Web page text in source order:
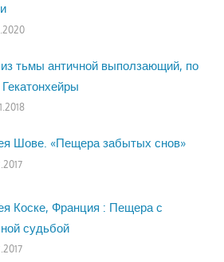
тьмы античной выползающий, по
Шове. «Пещера забытых снов»
Коске, Франция : Пещера с
судьбой